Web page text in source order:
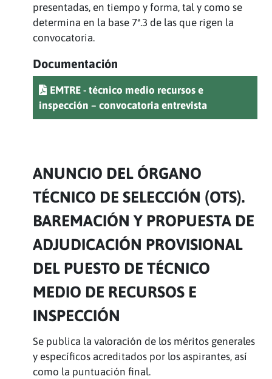
presentadas, en tiempo y forma, tal y como se
determina en la base 7ª.3 de las que rigen la
convocatoria.
Documentación
EMTRE - técnico medio recursos e
inspección – convocatoria entrevista
ANUNCIO DEL ÓRGANO
TÉCNICO DE SELECCIÓN (OTS).
BAREMACIÓN Y PROPUESTA DE
ADJUDICACIÓN PROVISIONAL
DEL PUESTO DE TÉCNICO
MEDIO DE RECURSOS E
INSPECCIÓN
Se publica la valoración de los méritos generales
y específicos acreditados por los aspirantes, así
como la puntuación final.